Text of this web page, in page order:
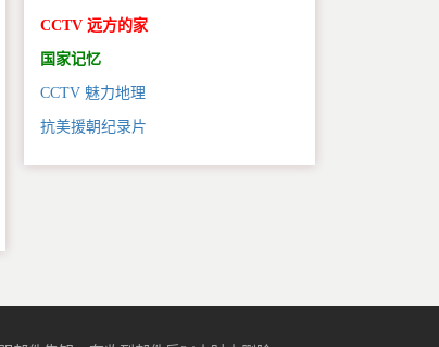
CCTV 远方的家
国家记忆
CCTV 魅力地理
抗美援朝纪录片